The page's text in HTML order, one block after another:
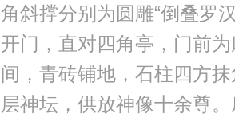
角斜撑分别为圆雕“倒叠罗
开门，直对四角亭，门前
间，青砖铺地，石柱四方
层神坛，供放神像十余尊